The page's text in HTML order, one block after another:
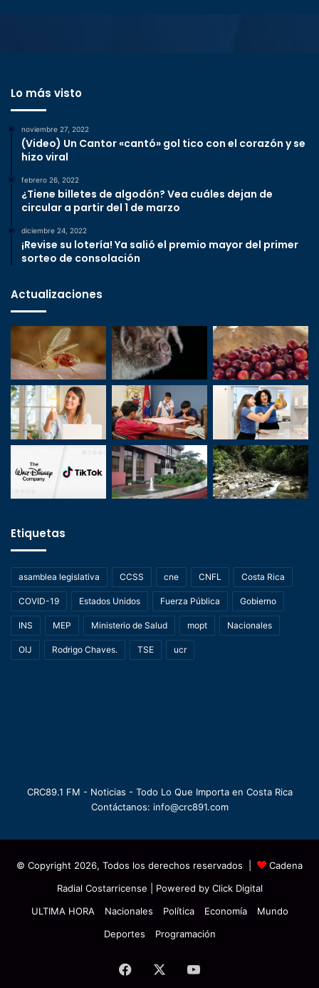
Lo más visto
noviembre 27, 2022
(Video) Un Cantor «cantó» gol tico con el corazón y se
hizo viral
febrero 26, 2022
¿Tiene billetes de algodón? Vea cuáles dejan de
circular a partir del 1 de marzo
diciembre 24, 2022
¡Revise su lotería! Ya salió el premio mayor del primer
sorteo de consolación
Actualizaciones
Etiquetas
asamblea legislativa CCSS cne CNFL Costa Rica
COVID-19 Estados Unidos Fuerza Pública Gobierno
INS MEP Ministerio de Salud mopt Nacionales
OIJ Rodrigo Chaves. TSE ucr
CRC89.1 FM - Noticias - Todo Lo Que Importa en Costa Rica
Contáctanos: info@crc891.com
© Copyright 2026, Todos los derechos reservados |
Cadena
Radial Costarricense | Powered by Click Digital
ULTIMA HORA
Nacionales Política Economía
Mundo
Deportes
Programación
Facebook